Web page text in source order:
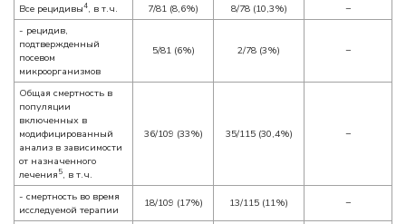
Все рецидивы4, в т.ч. 7/81 (8,6%) 8/78 (10,3%)
−
- рецидив,
подтвержденный
посевом
микроорганизмов
5/81 (6%) 2/78 (3%) −
Общая смертность в
популяции
включенных в
модифицированный
анализ в зависимости
от назначенного
лечения5, в т.ч.
36/109 (33%) 35/115 (30,4%) −
- смертность во время
исследуемой терапии
18/109 (17%) 13/115 (11%) −